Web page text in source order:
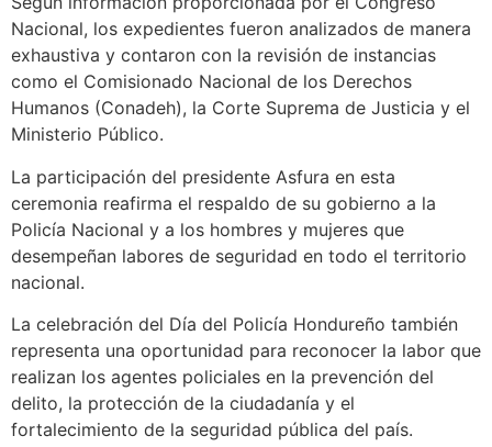
Nacional, los expedientes fueron analizados de manera
exhaustiva y contaron con la revisión de instancias
como el Comisionado Nacional de los Derechos
Humanos (Conadeh), la Corte Suprema de Justicia y el
Ministerio Público.
La participación del presidente Asfura en esta
ceremonia reafirma el respaldo de su gobierno a la
Policía Nacional y a los hombres y mujeres que
desempeñan labores de seguridad en todo el territorio
nacional.
La celebración del Día del Policía Hondureño también
representa una oportunidad para reconocer la labor que
realizan los agentes policiales en la prevención del
delito, la protección de la ciudadanía y el
fortalecimiento de la seguridad pública del país.